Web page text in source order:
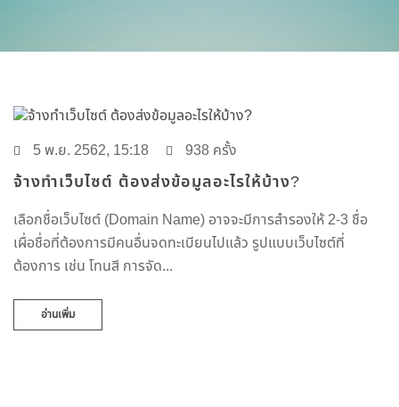
5 พ.ย. 2562, 15:18 938 ครั้ง
จ้างทำเว็บไซต์ ต้องส่งข้อมูลอะไรให้บ้าง?
เลือกชื่อเว็บไซต์ (Domain Name) อาจจะมีการสำรองให้ 2-3 ชื่อ
เผื่อชื่อที่ต้องการมีคนอื่นจดทะเบียนไปแล้ว รูปแบบเว็บไซต์ที่
ต้องการ เช่น โทนสี การจัด...
อ่านเพิ่ม